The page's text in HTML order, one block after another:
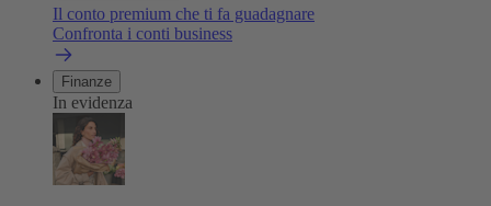
Il conto premium che ti fa guadagnare
Confronta i conti business
Finanze
In evidenza